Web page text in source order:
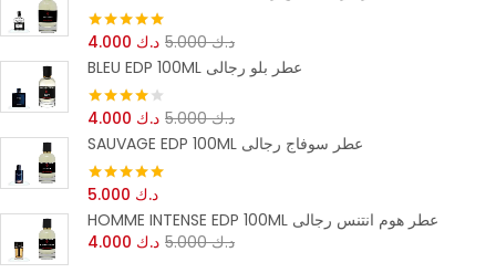
تم التقييمد.ك د.ك5.000
BLEU EDP 100ML عطر بلو رجالى
تم التقييمد.ك د.ك5.000
SAUVAGE EDP 100ML عطر سوفاج رجالى
تم التقييمد.ك
HOMME INTENSE EDP 100ML عطر هوم انتنس رجالى
د.ك
د.ك5.000